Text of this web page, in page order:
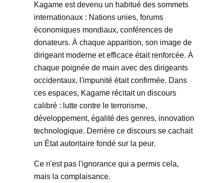
Kagame est devenu un habitué des sommets
internationaux : Nations unies, forums
économiques mondiaux, conférences de
donateurs. À chaque apparition, son image de
dirigeant moderne et efficace était renforcée. À
chaque poignée de main avec des dirigeants
occidentaux, l'impunité était confirmée. Dans
ces espaces, Kagame récitait un discours
calibré : lutte contre le terrorisme,
développement, égalité des genres, innovation
technologique. Derrière ce discours se cachait
un État autoritaire fondé sur la peur.
Ce n'est pas l'ignorance qui a permis cela,
mais la complaisance.